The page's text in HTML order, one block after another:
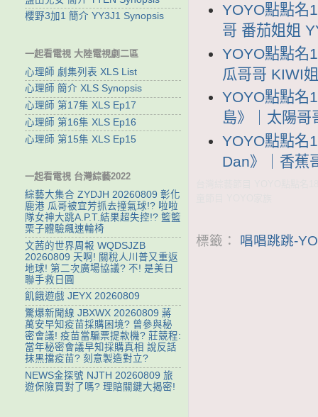
YOYO點點名
哥 番茄姐姐
YOYO點點名
瓜哥哥 KIWI
YOYO點點名
島》｜太陽
YOYO點點名
Dan》｜香蕉
標籤： 唱唱跳跳-
櫻野3加1 簡介 YY3J1 Synopsis
一起看電視 大陸電視劇二區
心理師 劇集列表 XLS List
心理師 簡介 XLS Synopsis
心理師 第17集 XLS Ep17
心理師 第16集 XLS Ep16
心理師 第15集 XLS Ep15
一起看電視 台灣綜藝2022
綜藝大集合 ZYDJH 20260809 彰化
鹿港 瓜哥被宜芳抓去撞氣球!? 啦啦
隊女神大跳A.P.T.結果超失控!? 籃籃
栗子體驗飆速輪椅
文茜的世界周報 WQDSJZB
20260809 天啊! 關稅人川普又重返
地球! 第二次廣場協議? 不! 是美日
聯手救日圓
飢餓遊戲 JEYX 20260809
驚爆新聞線 JBXWX 20260809 蔣
萬安早知疫苗採購困境? 曾參與秘
密會議! 疫苗當騙票提款機? 莊競程:
當年秘密會議早知採購真相 說反話
抹黑擋疫苗? 刻意製造對立?
NEWS金探號 NJTH 20260809 旅
遊保險買對了嗎? 理賠關鍵大揭密!